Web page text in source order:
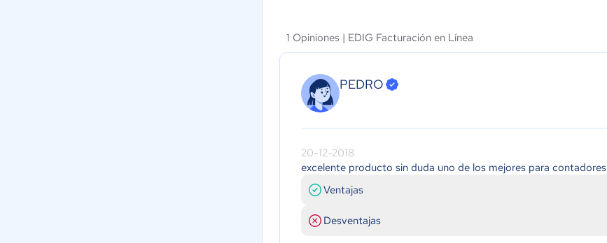
1 Opiniones | EDIG Facturación en Línea
PEDRO
20-12-2018
excelente producto sin duda uno de los mejores para contadores
Ventajas
Desventajas